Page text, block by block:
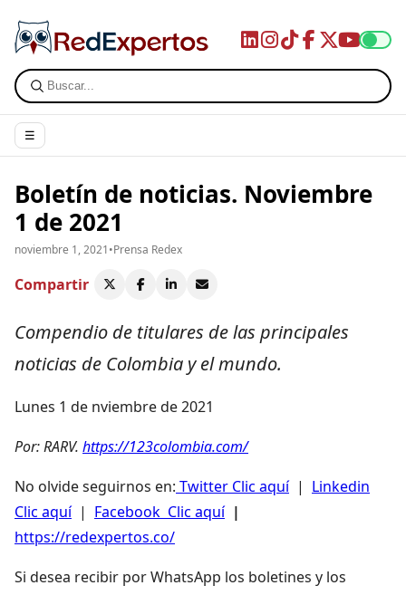
☰
Boletín de noticias. Noviembre
1 de 2021
noviembre 1, 2021•Prensa Redex
Compartir
Compendio de titulares de las principales
noticias de Colombia y el mundo.
Lunes 1 de nviembre de 2021
Por: RARV. https://123colombia.com/
No olvide seguirnos en: Twitter Clic aquí| Linkedin
Clic aquí| Facebook Clic aquí|
https://redexpertos.co/
Si desea recibir por WhatsApp los boletines y los